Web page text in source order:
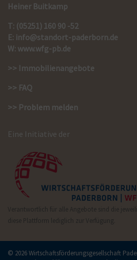
Heiner Buitkamp
T: (05251) 160 90 -52
E: info@standort-paderborn.de
W: www.wfg-pb.de
>> Immobilienangebote
>> FAQ
>> Problem melden
Eine Initiative der
Verantwortlich für alle Angebote sind die
diese Plattform lediglich zur Verfügung.
© 2026 Wirtschaftsförderungsgesellschaft